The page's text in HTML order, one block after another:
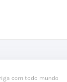
com todo mundo